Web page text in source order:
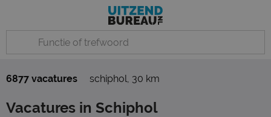
6877 vacatures schiphol, 30 km
Vacatures in Schiphol